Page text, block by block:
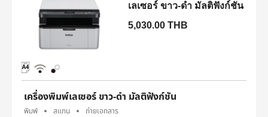
เลเซอร์ ขาว-ดำ มัลติฟังก์ชัน
5,030.00 THB
เครื่องพิมพ์เลเซอร์ ขาว-ดำ มัลติฟังก์ชัน
พิมพ์ สแกน ถ่ายเอกสาร